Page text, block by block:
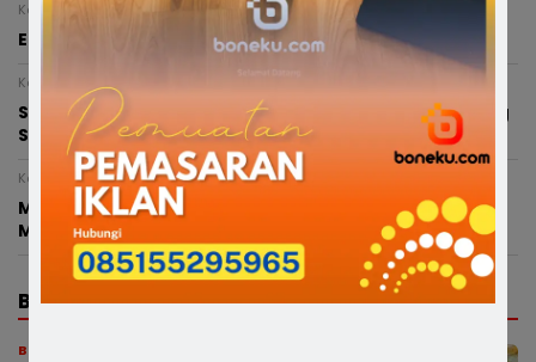
Kamis, 6 Agustus 2026 - 15:53 WITA
Enam Ketua TP PKK Kecamatan di Soppeng Dilantik
Kamis, 6 Agustus 2026 - 13:38 WITA
Semarak HUT ke-81 RI, Pemerintah Kabupaten Soppeng
Siapkan Beragam Lomba dan Hiburan
Kamis, 6 Agustus 2026 - 00:25 WITA
Miris, Bocah 8 Tahun Diduga Dianiaya Saat Hendak
Mengaji di Masjid, Kepala Bocor hingga Dijahit
BERITA TERBARU
Bone